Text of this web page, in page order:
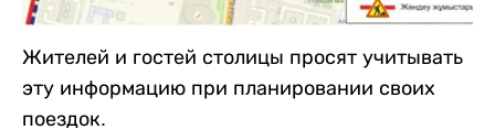
Жителей и гостей столицы просят учитывать
эту информацию при планировании своих
поездок.